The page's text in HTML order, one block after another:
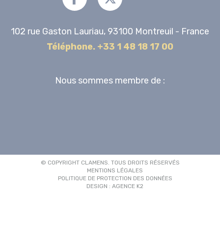
102 rue Gaston Lauriau, 93100 Montreuil - France
Téléphone. +33 1 48 18 17 00
Nous sommes membre de :
© COPYRIGHT CLAMENS. TOUS DROITS RÉSERVÉS
MENTIONS LÉGALES
POLITIQUE DE PROTECTION DES DONNÉES
DESIGN : AGENCE K2